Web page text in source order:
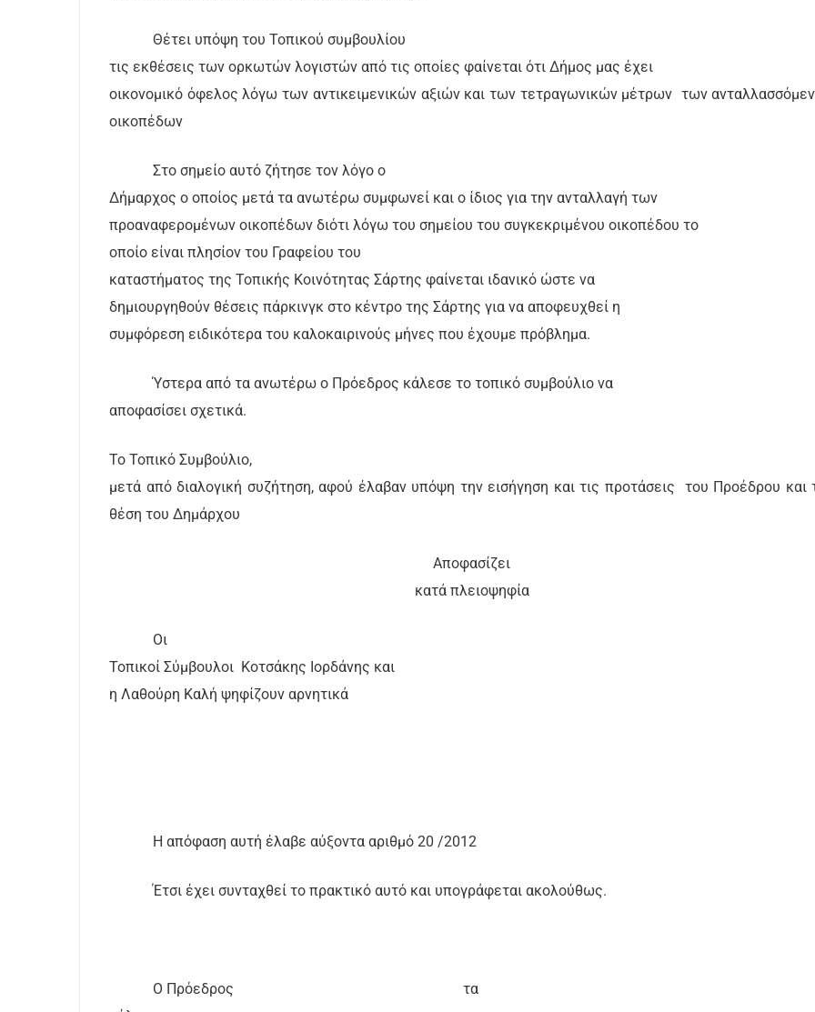
Θέτει υπόψη του Τοπικού συμβουλίου
τις εκθέσεις των ορκωτών λογιστών από τις οποίες φαίνεται ότι Δήμος μας έχει
οικονομικό όφελος λόγω των αντικειμενικών αξιών και των τετραγωνικών μέτρων των
οικοπέδων
Στο σημείο αυτό ζήτησε τον λόγο ο
Δήμαρχος ο οποίος μετά τα ανωτέρω συμφωνεί και ο ίδιος για την ανταλλαγή των
προαναφερομένων οικοπέδων διότι λόγω του σημείου του συγκεκριμένου οικοπέδου το
οποίο είναι πλησίον του Γραφείου του
καταστήματος της Τοπικής Κοινότητας Σάρτης φαίνεται ιδανικό ώστε να
δημιουργηθούν θέσεις πάρκινγκ στο κέντρο της Σάρτης για να αποφευχθεί η
συμφόρεση ειδικότερα του καλοκαιρινούς μήνες που έχουμε πρόβλημα.
Ύστερα από τα ανωτέρω ο Πρόεδρος κάλεσε το τοπικό συμβούλιο να
αποφασίσει σχετικά.
Το Τοπικό Συμβούλιο,
μετά από διαλογική συζήτηση, αφού έλαβαν υπόψη την εισήγηση και τις προτάσεις
του Προέδρου και
θέση του Δημάρχου
Αποφασίζει
κατά πλειοψηφία
Οι
Τοπικοί Σύμβουλοι Κοτσάκης Ιορδάνης και
η Λαθούρη Καλή ψηφίζουν αρνητικά
Η απόφαση αυτή έλαβε αύξοντα αριθμό 20 /2012
Έτσι έχει συνταχθεί το πρακτικό αυτό και υπογράφεται ακολούθως.
Ο Πρόεδρος
τα